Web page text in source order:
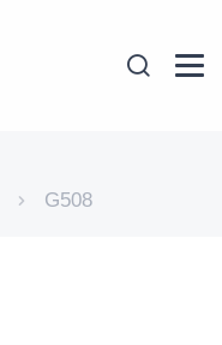
G508